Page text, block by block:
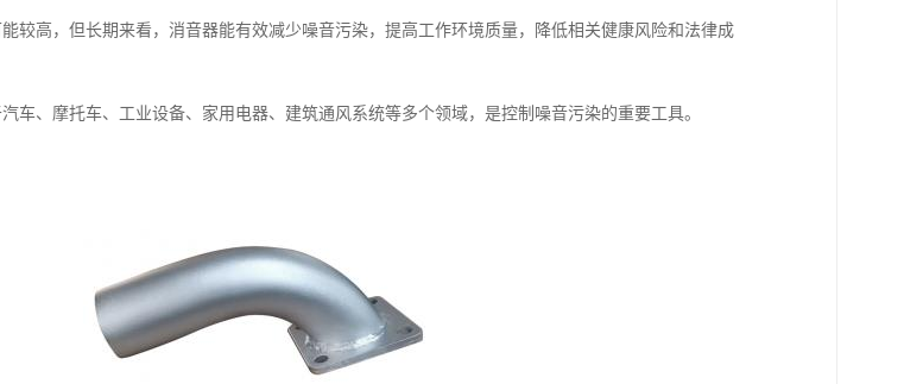
较高，但长期来看，消音器能有效减少噪音污染，提高工作环境质量，降低相关健康风险和法律成
车、摩托车、工业设备、家用电器、建筑通风系统等多个领域，是控制噪音污染的重要工具。